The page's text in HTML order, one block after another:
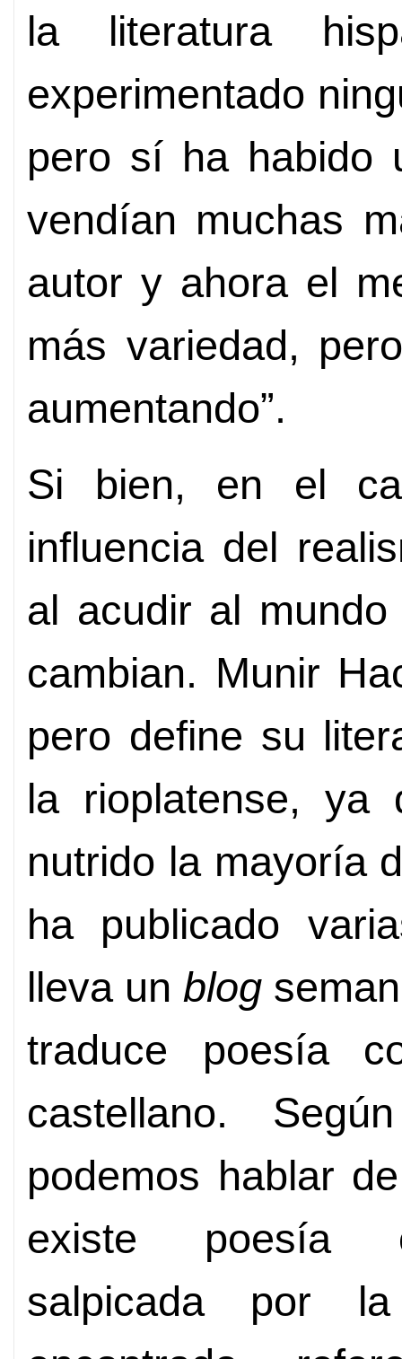
la literatura
experimentado
pero sí ha habido
vendían muchas
autor y ahora el
más variedad,
aumentando”.
Si bien, en el
influencia del
al acudir al
cambian. Munir
pero define su
la rioplatense,
nutrido la mayoría
ha publicado
lleva un blog
traduce poesía
castellano.
podemos hablar
existe poesía
salpicada por la